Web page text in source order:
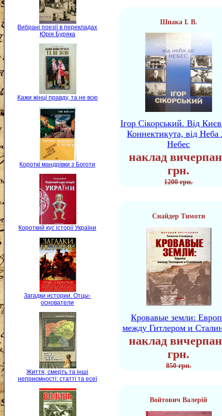
Вибрані поезії в перекладах
Юрія Буряка
Кажи жінці правду, та не всю
Короткі мандрівки з Боготи
Короткий кус історії України
Загадки истории. Отцы-
основатели
Життя, смерть та інші
неприємності: статті та есеї
Шпака І. В.
Ігор Сікорський. Від
Коннектикута, від Неба
Небес
наклад
грн.
1200 грн.
Снайдер Тимоти
Кровавые земли:
между Гитлером и
наклад
грн.
850 грн.
Войтович Валерій